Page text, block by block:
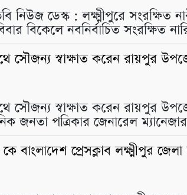
নিউজ ডেস্ক : লক্ষ্মীপুরে সংরক্ষিত
বিকেলে নবনির্বাচিত সংরক্ষিত
সৌজন্য স্বাক্ষাত করেন রায়পুর
সৌজন্য স্বাক্ষাত করেন রায়পুর
জনতা পত্রিকার জেনারেল
বাংলাদেশ প্রেসক্লাব লক্ষ্মীপুর